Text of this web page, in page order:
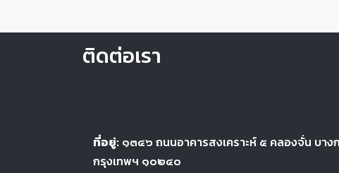
ติดต่อเรา
ที่อยู่: ๑๓๔๖ ถนนอาคารสงเคราะห์ ๕ คลองจั่น บาง
กรุงเทพฯ ๑๐๒๔๐